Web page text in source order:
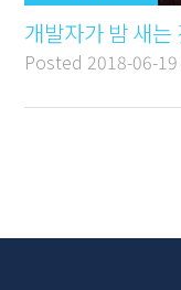
개발자가 밤 새
Posted 2018-06-